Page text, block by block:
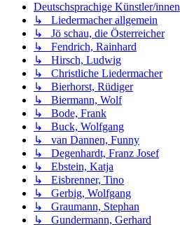
Deutschsprachige Künstler/innen
↳ Liedermacher allgemein
↳ Jö schau, die Österreicher
↳ Fendrich, Rainhard
↳ Hirsch, Ludwig
↳ Christliche Liedermacher
↳ Bierhorst, Rüdiger
↳ Biermann, Wolf
↳ Bode, Frank
↳ Buck, Wolfgang
↳ van Dannen, Funny
↳ Degenhardt, Franz Josef
↳ Ebstein, Katja
↳ Eisbrenner, Tino
↳ Gerbig, Wolfgang
↳ Graumann, Stephan
↳ Gundermann, Gerhard